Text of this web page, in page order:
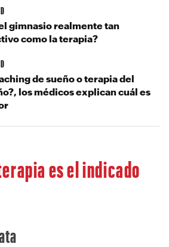
es el indicado
gimnasio realmente tan
como la terapia?
de sueño o terapia del
los médicos explican cuál es